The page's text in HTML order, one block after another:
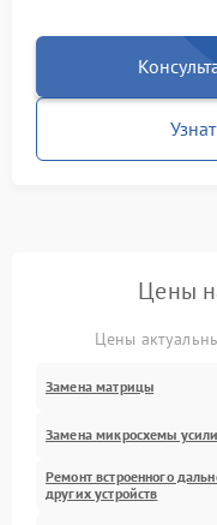
Цены
Цены
Замена матрицы
Замена микросхемы
Ремонт встроенного
других устройств